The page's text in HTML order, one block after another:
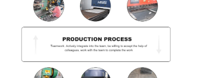
हमसे संपर्क करें
सभी मामलों